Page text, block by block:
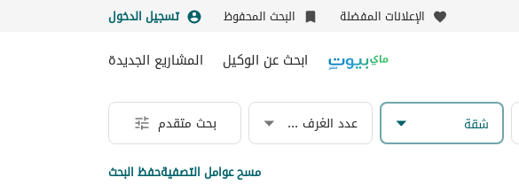
الإعلانات المفضلة البحث المحفوظ تسجيل الدخول
ابحث عن الوكيل المشاريع الجديدة
شقة عدد الغرف & الحمامات بحث متقدم
مسح عوامل التصفيةحفظ البحث